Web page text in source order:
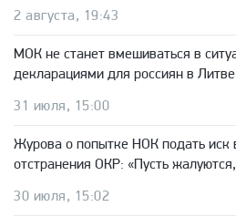
2 августа, 19:43
МОК не станет вмешиваться в
декларациями для россиян в Литве
31 июля, 15:00
Журова о попытке НОК подать иск
отстранения ОКР: «Пусть
30 июля, 15:02